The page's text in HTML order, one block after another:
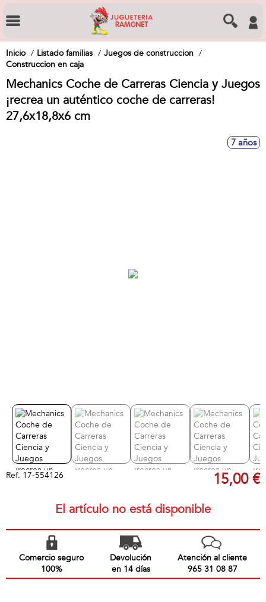
Inicio Listado familias
Juegos de construccion
Construccion en caja
Mechanics Coche de Carreras Ciencia y Juegos
¡recrea un auténtico coche de carreras!
27,6x18,8x6 cm
7 años
Ref. 17-554126 15,00 €
El artículo no está disponible
Comercio seguro
100%
Devolución
en 14 días
Atención al cliente
965 31 08 87